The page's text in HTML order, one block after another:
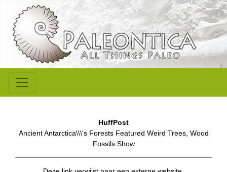
HuffPost
Ancient Antarctica\\\'s Forests Featured Weird Trees, Wood
Fossils Show